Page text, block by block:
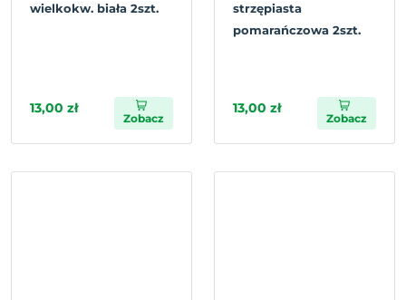
wielkokw. biała 2szt.
13,00 zł
Zobacz
strzępiasta
pomarańczowa 2szt.
13,00 zł
Zobacz